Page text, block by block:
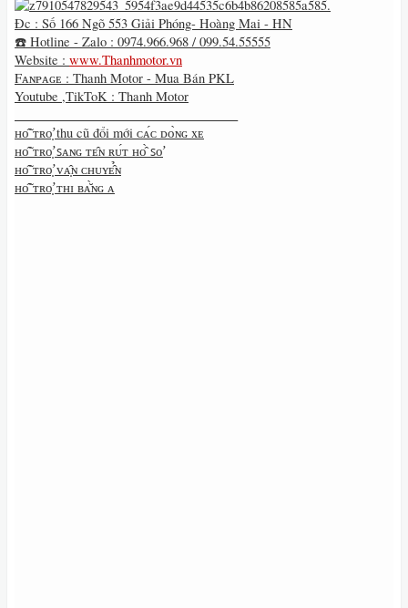
Đc : Số 166 Ngõ 553 Giải Phóng- Hoàng Mai - HN
☎️ Hotline - Zalo : 0974.966.968 / 099.54.55555
Website : www.Thanhmotor.vn
Fᴀɴᴘᴀɢᴇ : Thanh Motor - Mua Bán PKL
Youtube ,TikToK : Thanh Motor
ʜᴏ̂̃ ᴛʀᴏ̛̣ thu cũ đổi mới ᴄᴀ́ᴄ ᴅᴏ̀ɴɢ xᴇ
ʜᴏ̂̃ ᴛʀᴏ̛̣ ꜱᴀɴɢ ᴛᴇ̂ɴ ʀᴜ́ᴛ ʜᴏ̂̀ ꜱᴏ̛
ʜᴏ̂̃ ᴛʀᴏ̛̣ ᴠᴀ̣̂ɴ ᴄʜᴜʏᴇ̂̉ɴ
ʜᴏ̂̃ ᴛʀᴏ̛̣ ᴛʜɪ ʙᴀ̆̀ɴɢ ᴀ